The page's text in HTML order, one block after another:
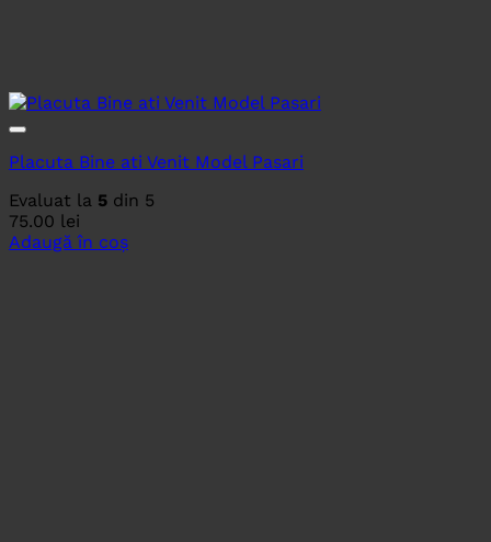
Placuta Bine ati Venit Model Pasari
Evaluat la 5 din 5
75.00 lei
Adaugă în coș